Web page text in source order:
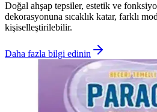
Doğal ahşap tepsiler, estetik ve
dekorasyonuna sıcaklık katar, farklı
kişiselleştirilebilir.
Daha fazla bilgi edinin